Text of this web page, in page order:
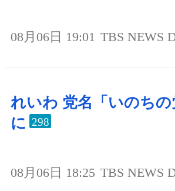
08月06日 19:01 TBS NEWS
れいわ 党名「いのちの
に 298
08月06日 18:25 TBS NEWS